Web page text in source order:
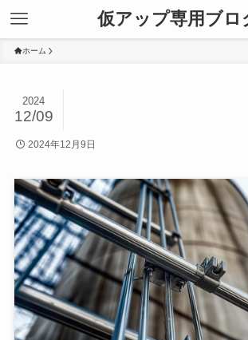
仮アップ専用ブロ
ホーム
2024
12/09
2024年12月9日